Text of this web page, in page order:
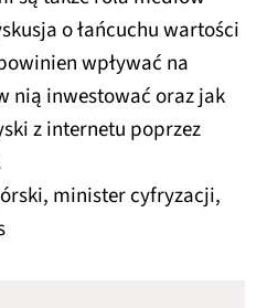
o łańcuchu wartości
wpływać na
nią inwestować oraz jak
z internetu poprzez
minister cyfryzacji,